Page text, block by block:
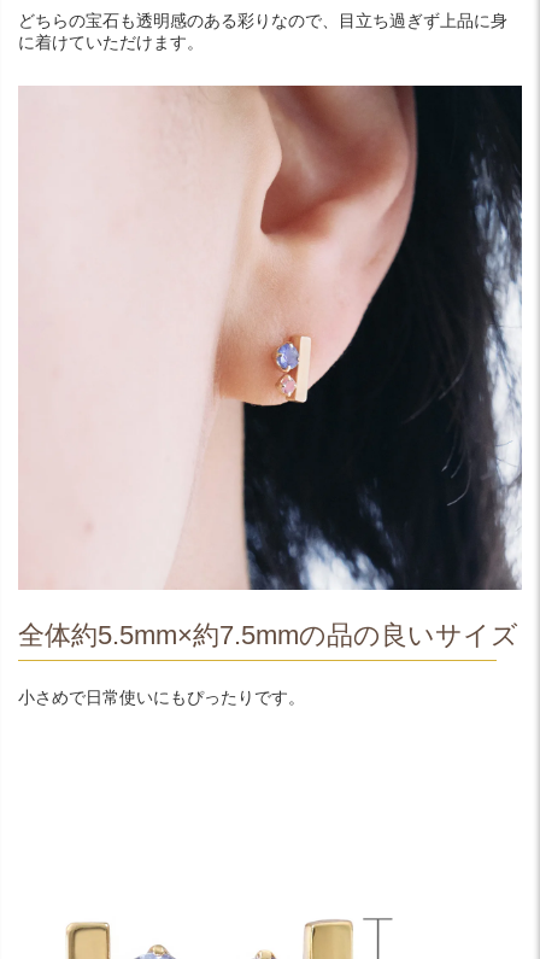
どちらの宝石も透明感のある彩りなので、目立ち過ぎず上品に身
に着けていただけます。
全体約5.5mm×約7.5mmの品の良いサイズ
小さめで日常使いにもぴったりです。